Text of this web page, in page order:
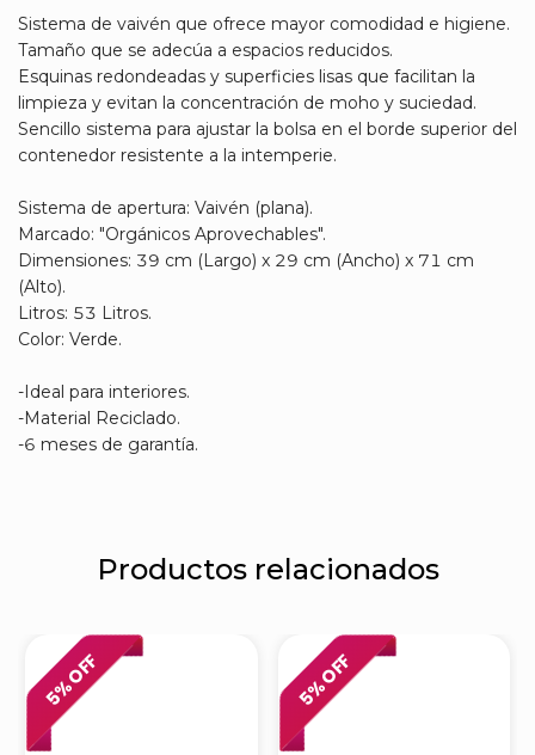
Sistema de vaivén que ofrece mayor comodidad e higiene.
Tamaño que se adecúa a espacios reducidos.
Esquinas redondeadas y superficies lisas que facilitan la
limpieza y evitan la concentración de moho y suciedad.
Sencillo sistema para ajustar la bolsa en el borde superior del
contenedor resistente a la intemperie.
Sistema de apertura: Vaivén (plana).
Marcado: "Orgánicos Aprovechables".
Dimensiones: 39 cm (Largo) x 29 cm (Ancho) x 71 cm
(Alto).
Litros: 53 Litros.
Color: Verde.
-Ideal para interiores.
-Material Reciclado.
-6 meses de garantía.
Productos relacionados
5
% OFF 5
% OFF